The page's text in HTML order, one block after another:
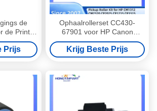
de
de Printer
M1212
Prijs
Ophaalrollerset CC430-
67901 voor HP Canon
Printers
Krijg Beste Prijs